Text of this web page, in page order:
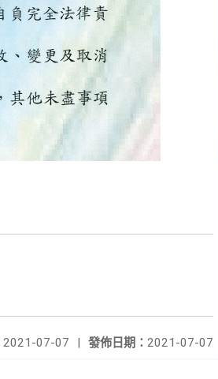
發佈日期： 2021-07-07
2021-07-07 |